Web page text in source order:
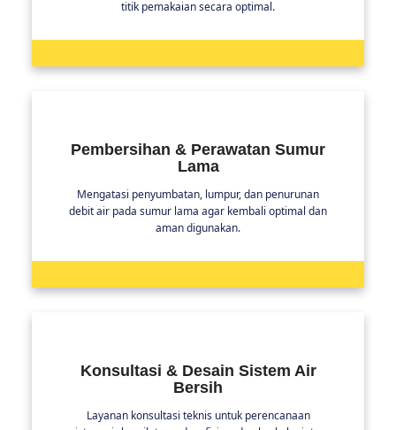
titik pemakaian secara optimal.
Pembersihan & Perawatan Sumur
Lama
Mengatasi penyumbatan, lumpur, dan penurunan
debit air pada sumur lama agar kembali optimal dan
aman digunakan.
Konsultasi & Desain Sistem Air
Bersih
Layanan konsultasi teknis untuk perencanaan